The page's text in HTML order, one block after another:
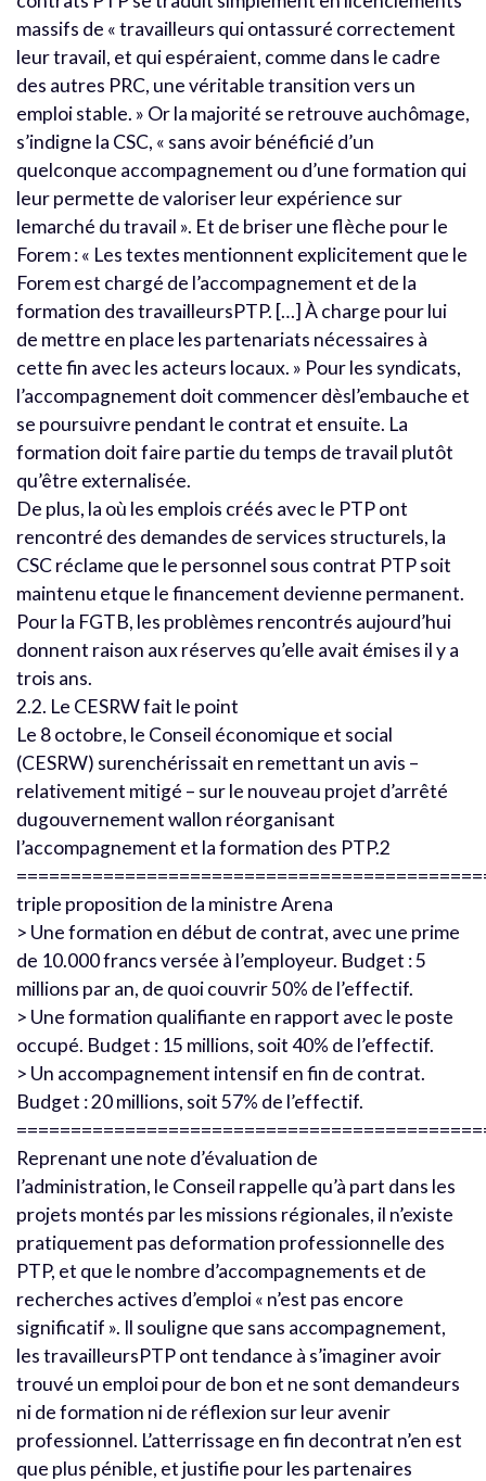
massifs de « travailleurs qui ontassuré correctement
leur travail, et qui espéraient, comme dans le cadre
des autres PRC, une véritable transition vers un
emploi stable. » Or la majorité se retrouve auchômage,
s’indigne la CSC, « sans avoir bénéficié d’un
quelconque accompagnement ou d’une formation qui
leur permette de valoriser leur expérience sur
lemarché du travail ». Et de briser une flèche pour le
Forem : « Les textes mentionnent explicitement que le
Forem est chargé de l’accompagnement et de la
formation des travailleursPTP. […] À charge pour lui
de mettre en place les partenariats nécessaires à
cette fin avec les acteurs locaux. » Pour les syndicats,
l’accompagnement doit commencer dèsl’embauche et
se poursuivre pendant le contrat et ensuite. La
formation doit faire partie du temps de travail plutôt
qu’être externalisée.
De plus, la où les emplois créés avec le PTP ont
rencontré des demandes de services structurels, la
CSC réclame que le personnel sous contrat PTP soit
maintenu etque le financement devienne permanent.
Pour la FGTB, les problèmes rencontrés aujourd’hui
donnent raison aux réserves qu’elle avait émises il y a
trois ans.
2.2. Le CESRW fait le point
Le 8 octobre, le Conseil économique et social
(CESRW) surenchérissait en remettant un avis –
relativement mitigé – sur le nouveau projet d’arrêté
dugouvernement wallon réorganisant
l’accompagnement et la formation des PTP.2
triple proposition de la ministre Arena
> Une formation en début de contrat, avec une prime
de 10.000 francs versée à l’employeur. Budget : 5
millions par an, de quoi couvrir 50% de l’effectif.
> Une formation qualifiante en rapport avec le poste
occupé. Budget : 15 millions, soit 40% de l’effectif.
> Un accompagnement intensif en fin de contrat.
Budget : 20 millions, soit 57% de l’effectif.
Reprenant une note d’évaluation de
l’administration, le Conseil rappelle qu’à part dans les
projets montés par les missions régionales, il n’existe
pratiquement pas deformation professionnelle des
PTP, et que le nombre d’accompagnements et de
recherches actives d’emploi « n’est pas encore
significatif ». Il souligne que sans accompagnement,
les travailleursPTP ont tendance à s’imaginer avoir
trouvé un emploi pour de bon et ne sont demandeurs
ni de formation ni de réflexion sur leur avenir
professionnel. L’atterrissage en fin decontrat n’en est
que plus pénible, et justifie pour les partenaires